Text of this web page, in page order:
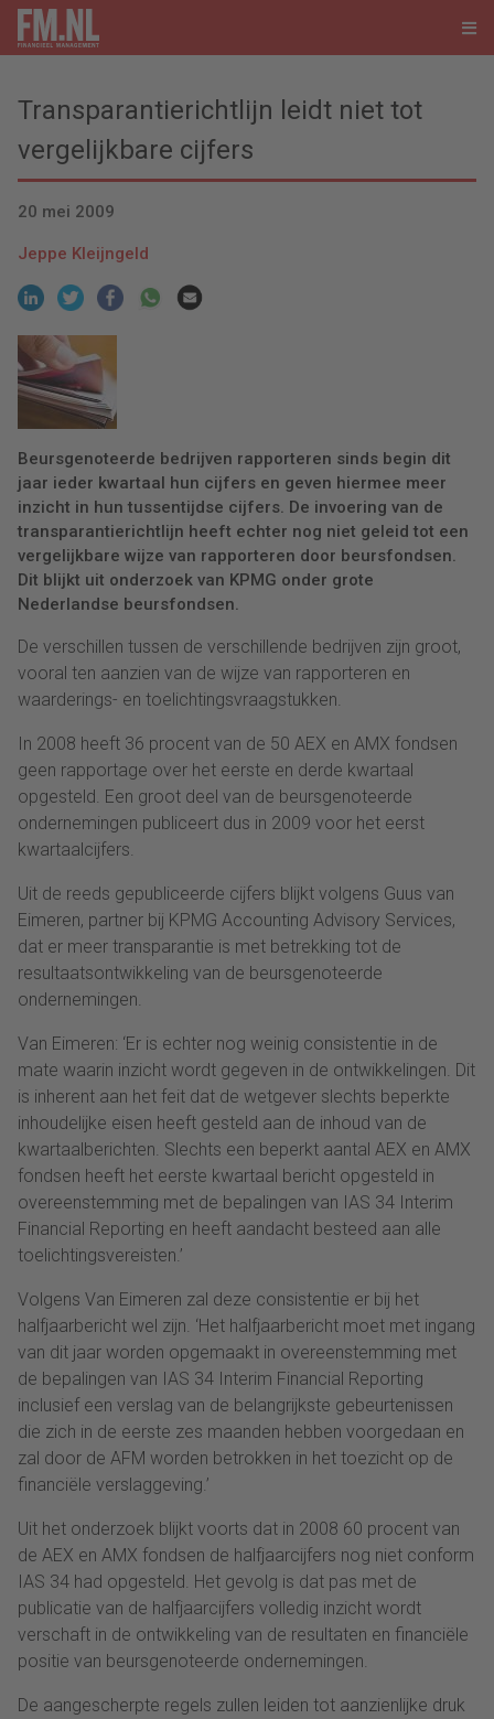
Transparantierichtlijn leidt niet tot
vergelijkbare cijfers
20 mei 2009
Jeppe Kleijngeld
Beursgenoteerde bedrijven rapporteren sinds begin dit
jaar ieder kwartaal hun cijfers en geven hiermee meer
inzicht in hun tussentijdse cijfers. De invoering van de
transparantierichtlijn heeft echter nog niet geleid tot een
vergelijkbare wijze van rapporteren door beursfondsen.
Dit blijkt uit onderzoek van KPMG onder grote
Nederlandse beursfondsen.
De verschillen tussen de verschillende bedrijven zijn groot,
vooral ten aanzien van de wijze van rapporteren en
waarderings- en toelichtingsvraagstukken.
In 2008 heeft 36 procent van de 50 AEX en AMX fondsen
geen rapportage over het eerste en derde kwartaal
opgesteld. Een groot deel van de beursgenoteerde
ondernemingen publiceert dus in 2009 voor het eerst
kwartaalcijfers.
Uit de reeds gepubliceerde cijfers blijkt volgens Guus van
Eimeren, partner bij KPMG Accounting Advisory Services,
dat er meer transparantie is met betrekking tot de
resultaatsontwikkeling van de beursgenoteerde
ondernemingen.
Van Eimeren: ‘Er is echter nog weinig consistentie in de
mate waarin inzicht wordt gegeven in de ontwikkelingen. Dit
is inherent aan het feit dat de wetgever slechts beperkte
inhoudelijke eisen heeft gesteld aan de inhoud van de
kwartaalberichten. Slechts een beperkt aantal AEX en AMX
fondsen heeft het eerste kwartaal bericht opgesteld in
overeenstemming met de bepalingen van IAS 34 Interim
Financial Reporting en heeft aandacht besteed aan alle
toelichtingsvereisten.’
Volgens Van Eimeren zal deze consistentie er bij het
halfjaarbericht wel zijn. ‘Het halfjaarbericht moet met ingang
van dit jaar worden opgemaakt in overeenstemming met
de bepalingen van IAS 34 Interim Financial Reporting
inclusief een verslag van de belangrijkste gebeurtenissen
die zich in de eerste zes maanden hebben voorgedaan en
zal door de AFM worden betrokken in het toezicht op de
financiële verslaggeving.’
Uit het onderzoek blijkt voorts dat in 2008 60 procent van
de AEX en AMX fondsen de halfjaarcijfers nog niet conform
IAS 34 had opgesteld. Het gevolg is dat pas met de
publicatie van de halfjaarcijfers volledig inzicht wordt
verschaft in de ontwikkeling van de resultaten en financiële
positie van beursgenoteerde ondernemingen.
De aangescherpte regels zullen leiden tot aanzienlijke druk